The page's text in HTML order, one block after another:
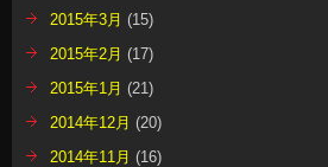
2015年3月 (15)
2015年2月 (17)
2015年1月 (21)
2014年12月 (20)
2014年11月 (16)